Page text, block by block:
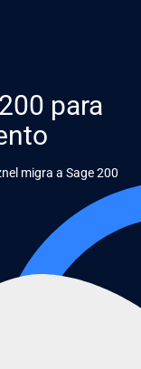
para
migra a Sage 200